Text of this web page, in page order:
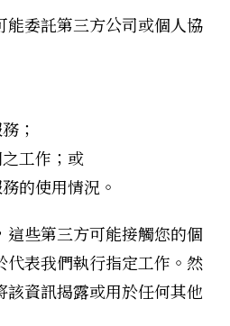
能委託第三方公司或個人協
；
工作；或
的使用情況。
這些第三方可能接觸您的個
代表我們執行指定工作。然
該資訊揭露或用於任何其他